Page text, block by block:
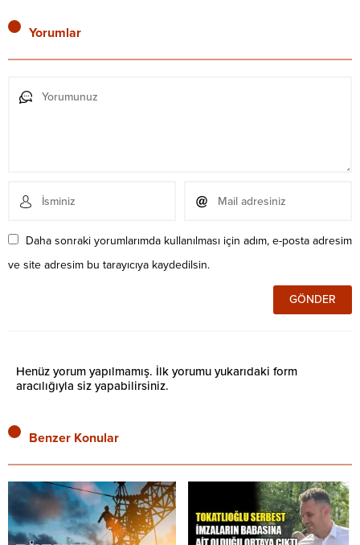
Yorumlar
Daha sonraki yorumlarımda kullanılması için adım, e-posta adresim
ve site adresim bu tarayıcıya kaydedilsin.
Henüz yorum yapılmamış. İlk yorumu yukarıdaki form
aracılığıyla siz yapabilirsiniz.
Benzer Konular